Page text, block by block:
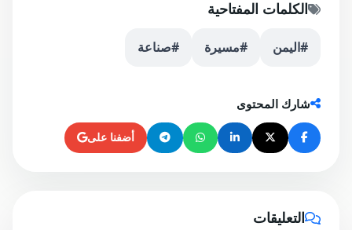
الكلمات المفتاحية
#اليمن #مسيرة #صناعة
شارك المحتوى
أضفنا على
التعليقات